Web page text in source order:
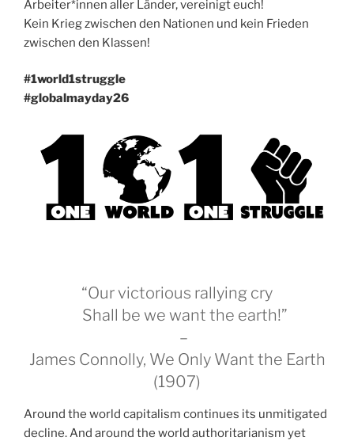
Arbeiter*innen aller Länder, vereinigt euch!
Kein Krieg zwischen den Nationen und kein Frieden
zwischen den Klassen!
#1world1struggle
#globalmayday26
“Our victorious rallying cry
Shall be we want the earth!”
–
James Connolly, We Only Want the Earth
(1907)
Around the world capitalism continues its unmitigated
decline. And around the world authoritarianism yet